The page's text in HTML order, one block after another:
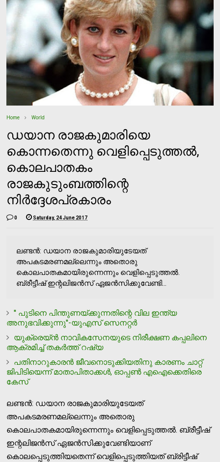
Home World
ഡയാന രാജകുമാരിയെ
കൊന്നതെന്നു വെളിപ്പെടുത്തല്‍,
കൊലപാതകം
രാജകുടുംബത്തിന്റെ
നിര്‍ദ്ദേശപ്രകാരം
0 Saturday, 24 June 2017
ലണ്ടന്‍: ഡയാന രാജകുമാരിയുടേയത്
അപകടമരണമല്ലെന്നും അതൊരു
കൊലപാതകമായിരുന്നെന്നും വെളിപ്പെടുത്തല്‍.
ബ്രീട്ടീഷ് ഇന്റലിജന്‍സ് ഏജന്‍സിക്കുവേണ്ടി...
'' പുടിനെ പിന്തുണയ്ക്കുന്നതിന്റെ വില ഇന്ത്യ
അനുഭവിക്കുന്നു''-യുഎസ് സെനറ്റര്‍
യുക്രെയ്ന്‍ നാവികസേനയുടെ നിരീക്ഷണ കപ്പലിനെ
ആക്രമിച്ച് തകര്‍ത്ത് റഷ്യ
പതിനാറുകാരന്‍ ജീവനൊടുക്കിയതിനു കാരണം ചാറ്റ്
ജിപിടിയെന്ന് മാതാപിതാക്കള്‍, ഓപ്പണ്‍ എഐക്കെതിരെ
കേസ്
ലണ്ടന്‍: ഡയാന രാജകുമാരിയുടേയത്
അപകടമരണമല്ലെന്നും അതൊരു
കൊലപാതകമായിരുന്നെന്നും വെളിപ്പെടുത്തല്‍. ബ്രീട്ടീഷ്
ഇന്റലിജന്‍സ് ഏജന്‍സിക്കുവേണ്ടിയാണ്
കൊലപ്പെടുത്തിയതെന്ന് വെളിപ്പെടുത്തിയത് ബ്രിട്ടീഷ്